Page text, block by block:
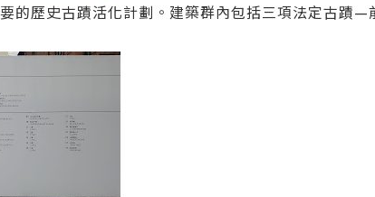
的歷史古蹟活化計劃。建築群內包括三項法定古蹟